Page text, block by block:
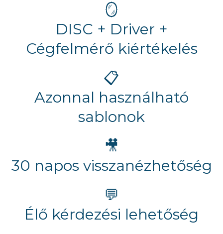
🪞
DISC + Driver +
Cégfelmérő kiértékelés
📋
Azonnal használható
sablonok
🎥
30 napos visszanézhetőség
💬
Élő kérdezési lehetőség